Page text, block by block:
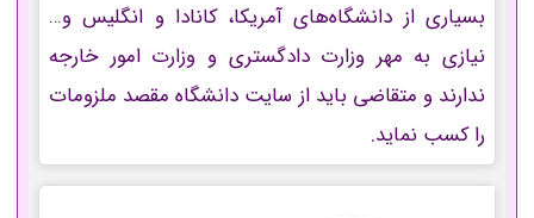
بسیاری از دانشگاه‌های آمریکا، کانادا و انگلیس و…
نیازی به مهر وزارت دادگستری و وزارت امور خارجه
ندارند و متقاضی باید از سایت دانشگاه مقصد ملزومات
را کسب نماید.